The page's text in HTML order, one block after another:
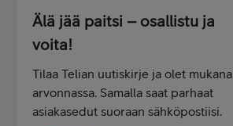
Älä jää paitsi – osallistu ja
voita!
Tilaa Telian uutiskirje ja olet mukana
arvonnassa. Samalla saat parhaat
asiakasedut suoraan sähköpostiisi.